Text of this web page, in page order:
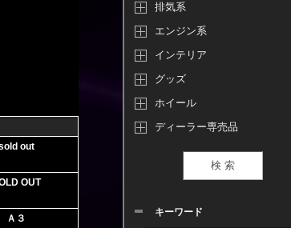
out
OUT
Ａ３
排気系
エンジン系
インテリア
グッズ
ホイール
ディーラー専売品
キーワード